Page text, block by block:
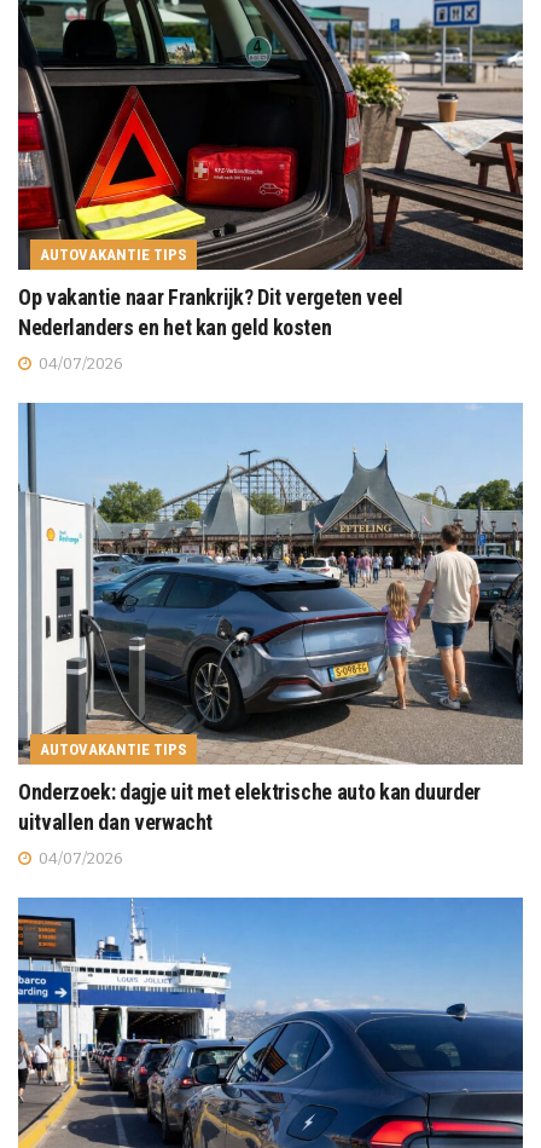
AUTOVAKANTIE TIPS
Op vakantie naar Frankrijk? Dit vergeten veel
Nederlanders en het kan geld kosten
04/07/2026
AUTOVAKANTIE TIPS
Onderzoek: dagje uit met elektrische auto kan duurder
uitvallen dan verwacht
04/07/2026